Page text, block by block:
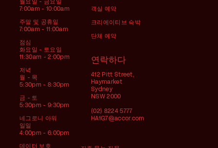
7:00am - 10:00am
주말 및 공휴일
7:00am - 11:00am
점심
화요일 - 토요일
11:30am - 2:00pm
저녁
월 - 목
5:30pm - 8:30pm
금 - 토
5:30pm - 9:30pm
네그로니 아워
일일
4:00pm - 6:00pm
객실 예약
크리에이티브 숙박
단체 예약
연락하다
412 Pitt Street,
Haymarket
Sydney
NSW 2000
(02) 8224 5777
HA1G7@accor.com
데이터 보호